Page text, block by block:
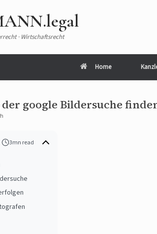
· Wirtschaftsrecht
Home
google Bildersuche
3mn read